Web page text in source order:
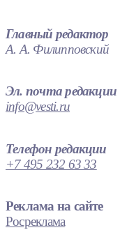
Главный редактор
А. А. Филипповский
Эл. почта редакции
info@vesti.ru
Телефон редакции
+7 495 232 63 33
Реклама на сайте
Росреклама